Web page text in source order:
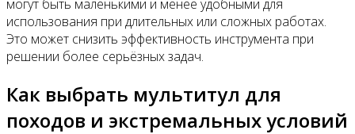
могут быть маленькими и менее удобными для
использования при длительных или сложных работах.
Это может снизить эффективность инструмента при
решении более серьёзных задач.
Как выбрать мультитул для
походов и экстремальных условий